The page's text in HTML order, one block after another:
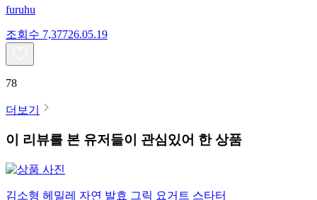
furuhu
조회수 7,37726.05.19
78
더보기
이 리뷰를 본 유저들이 관심있어 한 상품
김소형 헤밀레 자연 발효 그릭 요거트 스타터